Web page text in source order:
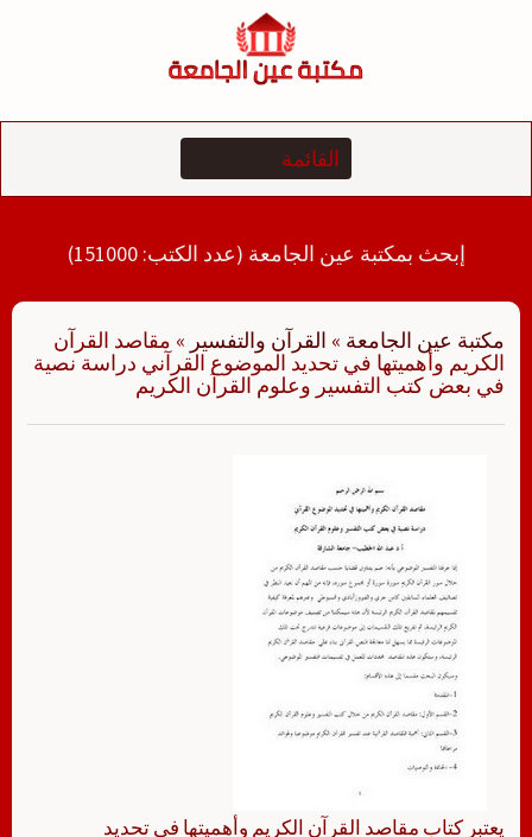
إبحث بمكتبة عين الجامعة (عدد الكتب: 151000)
مكتبة عين الجامعة » القرآن والتفسير » مقاصد القرآن
الكريم وأهميتها في تحديد الموضوع القرآني دراسة نصية
في بعض كتب التفسير وعلوم القرآن الكريم
يعتبر كتاب مقاصد القرآن الكريم وأهميتها في تحديد